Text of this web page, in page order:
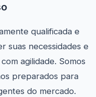
qualificada e
suas necessidades e
agilidade. Somos
preparados para
do mercado.